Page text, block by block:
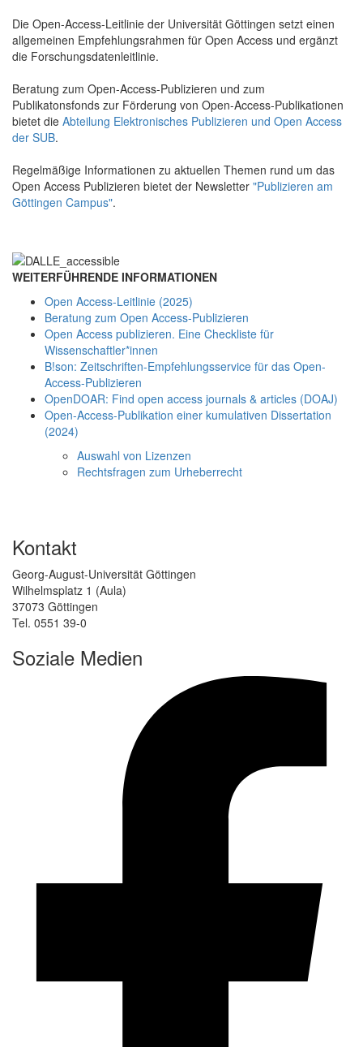
Die Open-Access-Leitlinie der Universität Göttingen setzt einen
allgemeinen Empfehlungsrahmen für Open Access und ergänzt
die Forschungsdatenleitlinie.
Beratung zum Open-Access-Publizieren und zum
Publikatonsfonds zur Förderung von Open-Access-Publikationen
bietet die Abteilung Elektronisches Publizieren und Open Access
der SUB.
Regelmäßige Informationen zu aktuellen Themen rund um das
Open Access Publizieren bietet der Newsletter "Publizieren am
Göttingen Campus".
WEITERFÜHRENDE INFORMATIONEN
Open Access-Leitlinie (2025)
Beratung zum Open Access-Publizieren
Open Access publizieren. Eine Checkliste für
Wissenschaftler*innen
B!son: Zeitschriften-Empfehlungsservice für das Open-
Access-Publizieren
OpenDOAR: Find open access journals & articles (DOAJ)
Open-Access-Publikation einer kumulativen Dissertation
(2024)
Auswahl von Lizenzen
Rechtsfragen zum Urheberrecht
Kontakt
Georg-August-Universität Göttingen
Wilhelmsplatz 1 (Aula)
37073 Göttingen
Tel. 0551 39-0
Soziale Medien